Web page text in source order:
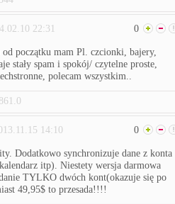
22:31 0
początku mam Pl. czcionki, bajery,
stały spam i spokój/ czytelne proste,
polecam wszystkim..
14:10 0
Dodatkowo synchronizuje dane z konta
itp). Niestety wersja darmowa
TYLKO dwóch kont(okazuje się po
49,95$ to przesada!!!!